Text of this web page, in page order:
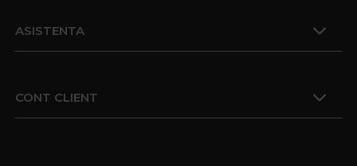
ASISTENTA
CONT CLIENT